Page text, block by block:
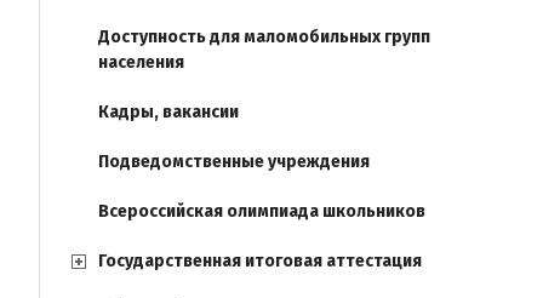
Доступность для маломобильных групп
населения
Кадры, вакансии
Подведомственные учреждения
Всероссийская олимпиада школьников
Государственная итоговая аттестация